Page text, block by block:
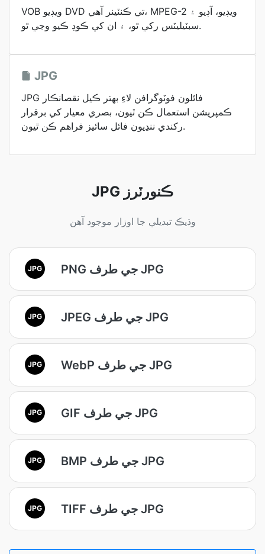
VOB ويڊيو DVD تي ڪنٽينر آھي، MPEG-2 ويڊيو، آڊيو ۽
سبٽيليٽس رکي ٿو، ۽ ان کي ڪوڊ ڪيو وڃي ٿو.
JPG
JPG فائلون فوٽوگرافن لاءِ بهتر ڪيل نقصانڪار
ڪمپريشن استعمال ڪن ٿيون، بصري معيار کي برقرار
رکندي ننڍيون فائل سائيز فراهم ڪن ٿيون.
JPG ڪنورٽرز
وڌيڪ تبديلي جا اوزار موجود آهن
JPG PNG جي طرف JPG
JPG JPEG جي طرف JPG
JPG WebP جي طرف JPG
JPG GIF جي طرف JPG
JPG BMP جي طرف JPG
JPG TIFF جي طرف JPG